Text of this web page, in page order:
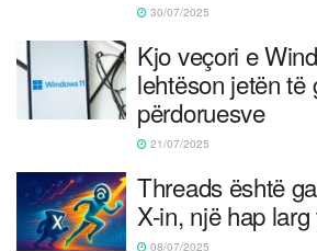
30/07/2025
Kjo veçori e
lehtëson jetën të
përdoruesve
21/07/2025
Threads është
X-in, një hap
08/07/2025